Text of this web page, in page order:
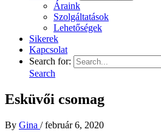
Áraink
Szolgáltatások
Lehetőségek
Sikerek
Kapcsolat
Search for:
Search
Esküvői csomag
By Gina /február 6, 2020